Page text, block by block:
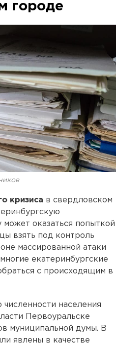
городе
кризиса в свердловском
оказаться попыткой
взять под контроль
массированной атаки
екатеринбургские
с происходящим в
численности населения
Первоуральске
муниципальной думы. В
явлены в качестве